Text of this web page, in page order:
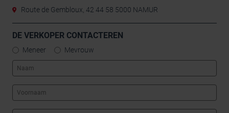
Route de Gembloux, 42 44 58 5000 NAMUR
DE VERKOPER CONTACTEREN
Meneer Mevrouw